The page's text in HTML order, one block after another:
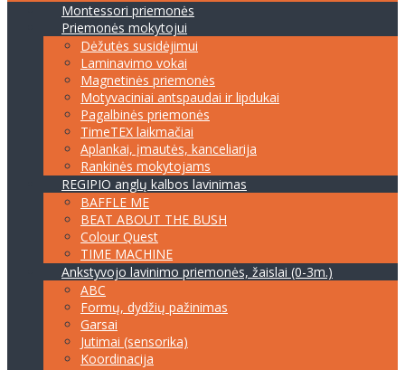
Montessori priemonės
Priemonės mokytojui
Dėžutės susidėjimui
Laminavimo vokai
Magnetinės priemonės
Motyvaciniai antspaudai ir lipdukai
Pagalbinės priemonės
TimeTEX laikmačiai
Aplankai, įmautės, kanceliarija
Rankinės mokytojams
REGIPIO anglų kalbos lavinimas
BAFFLE ME
BEAT ABOUT THE BUSH
Colour Quest
TIME MACHINE
Ankstyvojo lavinimo priemonės, žaislai (0-3m.)
ABC
Formų, dydžių pažinimas
Garsai
Jutimai (sensorika)
Koordinacija